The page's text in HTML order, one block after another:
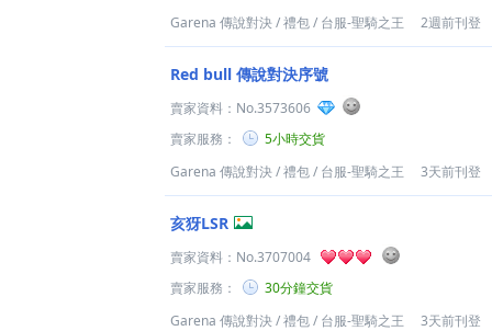
Garena 傳說對決/禮包/ 台服-聖騎之王 2週前刊登
Red bull 傳說對決序號
賣家資料： No.3573606
賣家服務：
5小時交貨
Garena 傳說對決/禮包/ 台服-聖騎之王 3天前刊登
亥犽LSR
賣家資料： No.3707004
賣家服務：
30分鐘交貨
Garena 傳說對決/禮包/ 台服-聖騎之王 3天前刊登